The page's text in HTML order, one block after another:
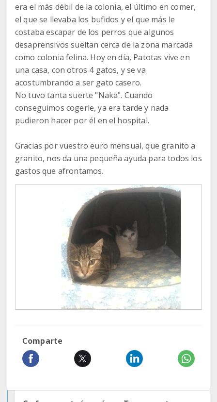
era el más débil de la colonia, el último en comer,
el que se llevaba los bufidos y el que más le
costaba escapar de los perros que algunos
desaprensivos sueltan cerca de la zona marcada
como colonia felina. Hoy en día, Patotas vive en
una casa, con otros 4 gatos, y se va
acostumbrando a ser gato casero.
No tuvo tanta suerte "Naka". Cuando
conseguimos cogerle, ya era tarde y nada
pudieron hacer por él en el hospital.
Gracias por vuestro euro mensual, que granito a
granito, nos da una pequeña ayuda para todos los
gastos que afrontamos.
Comparte